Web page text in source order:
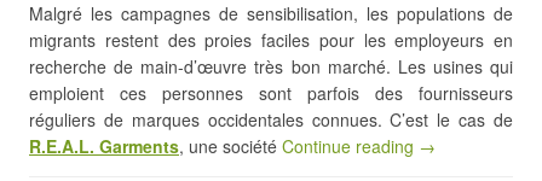
Malgré les campagnes de sensibilisation, les populations de
migrants restent des proies faciles pour les employeurs en
recherche de main-d’œuvre très bon marché. Les usines qui
emploient ces personnes sont parfois des fournisseurs
réguliers de marques occidentales connues. C’est le cas de
R.E.A.L. Garments, une société Continue reading →